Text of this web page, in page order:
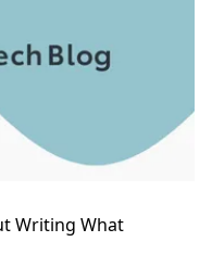
Writing What